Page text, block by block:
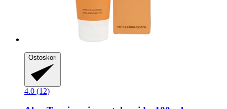
Ostoskori
4.0 (12)